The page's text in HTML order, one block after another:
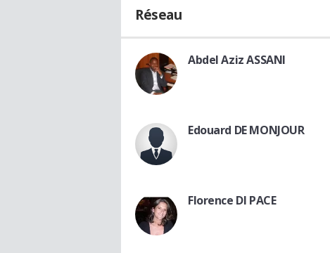
Réseau
Abdel Aziz ASSANI
Edouard DE MONJOUR
Florence DI PACE